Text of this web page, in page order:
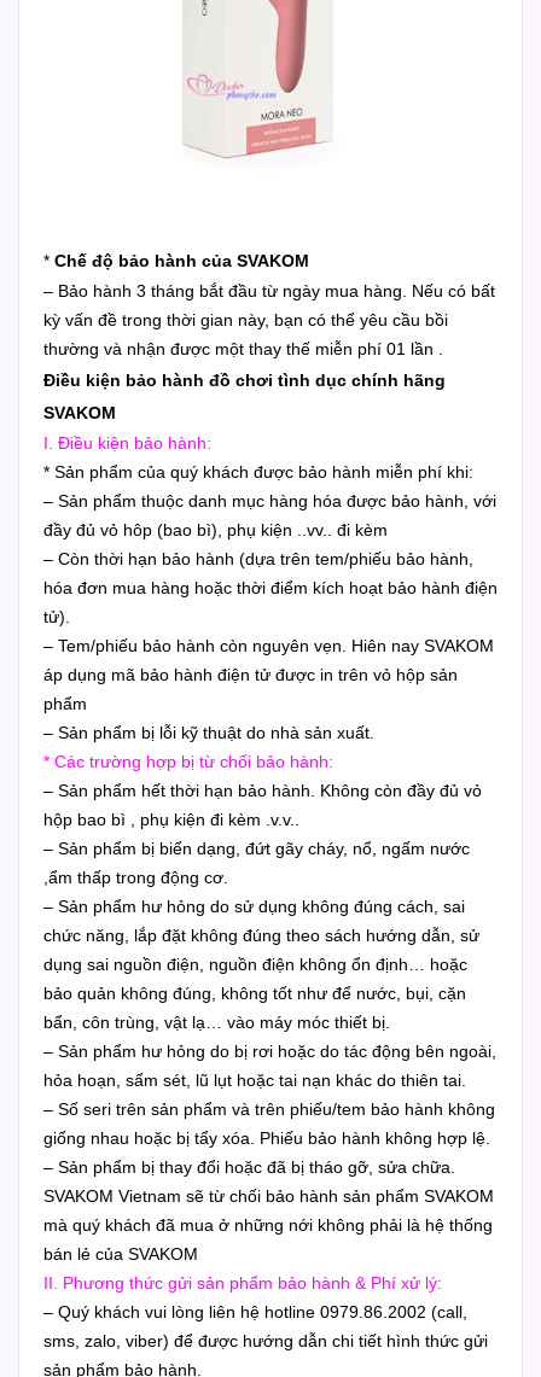
* Chế độ bảo hành của SVAKOM
– Bảo hành 3 tháng bắt đầu từ ngày mua hàng. Nếu có bất
kỳ vấn đề trong thời gian này, bạn có thể yêu cầu bồi
thường và nhận được một thay thế miễn phí 01 lần .
Điều kiện bảo hành đồ chơi tình dục chính hãng
SVAKOM
I. Điều kiện bảo hành:
* Sản phẩm của quý khách được bảo hành miễn phí khi:
– Sản phẩm thuộc danh mục hàng hóa được bảo hành, với
đầy đủ vỏ hôp (bao bì), phụ kiện ..vv.. đi kèm
– Còn thời hạn bảo hành (dựa trên tem/phiếu bảo hành,
hóa đơn mua hàng hoặc thời điểm kích hoạt bảo hành điện
tử).
– Tem/phiếu bảo hành còn nguyên vẹn. Hiên nay SVAKOM
áp dụng mã bảo hành điện tử được in trên vỏ hộp sản
phẩm
– Sản phẩm bị lỗi kỹ thuật do nhà sản xuất.
* Các trường hợp bị từ chối bảo hành:
– Sản phẩm hết thời hạn bảo hành. Không còn đầy đủ vỏ
hộp bao bì , phụ kiện đi kèm .v.v..
– Sản phẩm bị biến dạng, đứt gãy cháy, nổ, ngấm nước
,ẩm thấp trong động cơ.
– Sản phẩm hư hỏng do sử dụng không đúng cách, sai
chức năng, lắp đặt không đúng theo sách hướng dẫn, sử
dụng sai nguồn điện, nguồn điện không ổn định… hoặc
bảo quản không đúng, không tốt như để nước, bụi, cặn
bẩn, côn trùng, vật lạ… vào máy móc thiết bị.
– Sản phẩm hư hỏng do bị rơi hoặc do tác động bên ngoài,
hỏa hoạn, sấm sét, lũ lụt hoặc tai nạn khác do thiên tai.
– Số seri trên sản phẩm và trên phiếu/tem bảo hành không
giống nhau hoặc bị tẩy xóa. Phiếu bảo hành không hợp lệ.
– Sản phẩm bị thay đổi hoặc đã bị tháo gỡ, sửa chữa.
SVAKOM Vietnam sẽ từ chối bảo hành sản phẩm SVAKOM
mà quý khách đã mua ở những nới không phải là hệ thống
bán lẻ của SVAKOM
II. Phương thức gửi sản phẩm bảo hành & Phí xử lý:
– Quý khách vui lòng liên hệ hotline 0979.86.2002 (call,
sms, zalo, viber) để được hướng dẫn chi tiết hình thức gửi
sản phẩm bảo hành.